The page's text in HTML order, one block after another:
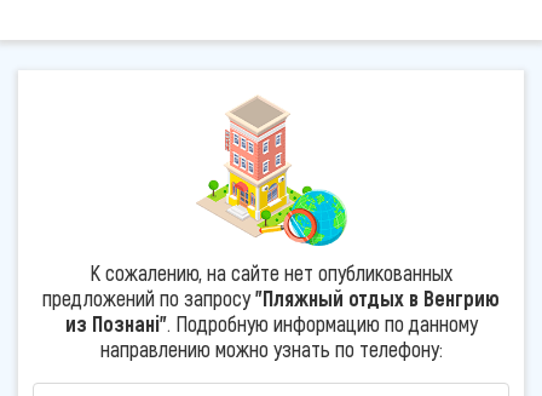
К сожалению, на сайте нет опубликованных
предложений по запросу"Пляжный отдых в Венгрию
из Познані". Подробную информацию по данному
направлению можно узнать по телефону: